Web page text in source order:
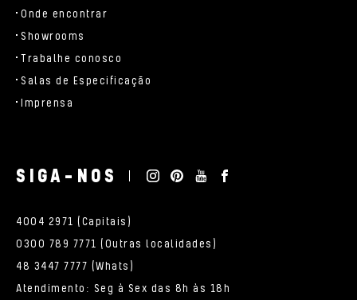
Onde encontrar
Showrooms
Trabalhe conosco
Salas de Especificação
Imprensa
SIGA-NOS
4004 2971 (Capitais)
0300 789 7771 (Outras localidades)
48 3447 7777 (Whats)
Atendimento: Seg à Sex das 8h às 18h